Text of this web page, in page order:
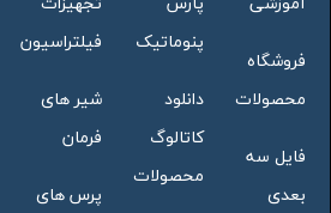
فروشگاه
محصولات
فایل سه
بعدی
پنوماتیک
دانلود
کاتالوگ
محصولات
فیلتراسیون
شیر های
فرمان
پرس های